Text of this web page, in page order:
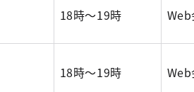
18時～19時
18時～19時